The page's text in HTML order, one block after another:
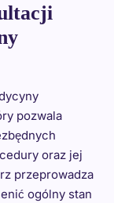
pozwala
oraz jej
przeprowadza
ogólny stan